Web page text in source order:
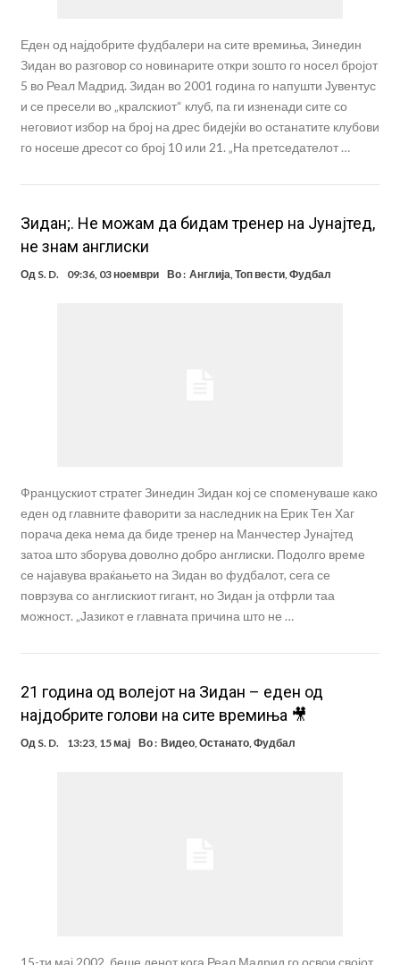
Еден од најдобрите фудбалери на сите времиња, Зинедин
Зидан во разговор со новинарите откри зошто го носел бројот
5 во Реал Мадрид. Зидан во 2001 година го напушти Јувентус
и се пресели во „кралскиот“ клуб, па ги изненади сите со
неговиот избор на број на дрес бидејќи во останатите клубови
го носеше дресот со број 10 или 21. „На претседателот …
Зидан;. Не можам да бидам тренер на Јунајтед,
не знам англиски
Од S. D. 09:36, 03 ноември Во : Англија,Топ вести,Фудбал
Францускиот стратег Зинедин Зидан кој се споменуваше како
еден од главните фаворити за наследник на Ерик Тен Хаг
порача дека нема да биде тренер на Манчестер Јунајтед
затоа што зборува доволно добро англиски. Подолго време
се најавува враќањето на Зидан во фудбалот, сега се
поврзува со англискиот гигант, но Зидан ја отфрли таа
можност. „Јазикот е главната причина што не …
21 година од волејот на Зидан – еден од
најдобрите голови на сите времиња 🎥
Од S. D. 13:23, 15 мај Во : Видео,Останато,Фудбал
15-ти мај 2002, беше денот кога Реал Мадрид го освои својот